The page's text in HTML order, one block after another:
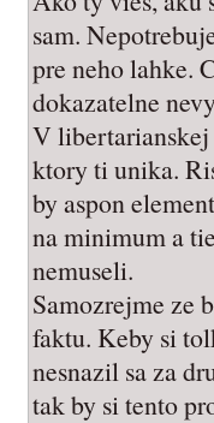
sam.
pre neho lahke.
dokazatelne
V
ktory ti unika.
by aspon
na minimum a
nemuseli.
Samozrejme ze
faktu. Keby si
nesnazil sa za
tak by si tento